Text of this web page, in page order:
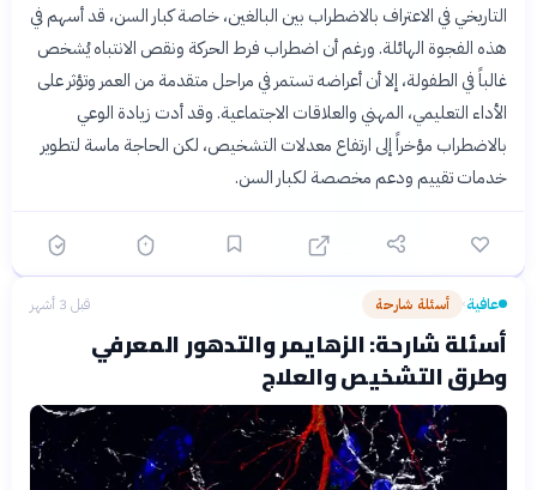
التاريخي في الاعتراف بالاضطراب بين البالغين، خاصة كبار السن، قد أسهم في
هذه الفجوة الهائلة. ورغم أن اضطراب فرط الحركة ونقص الانتباه يُشخص
غالباً في الطفولة، إلا أن أعراضه تستمر في مراحل متقدمة من العمر وتؤثر على
الأداء التعليمي، المهني والعلاقات الاجتماعية. وقد أدت زيادة الوعي
بالاضطراب مؤخراً إلى ارتفاع معدلات التشخيص، لكن الحاجة ماسة لتطوير
خدمات تقييم ودعم مخصصة لكبار السن.
عافية› أسئلة شارحة قبل 3 أشهر
أسئلة شارحة: الزهايمر والتدهور المعرفي
وطرق التشخيص والعلاج